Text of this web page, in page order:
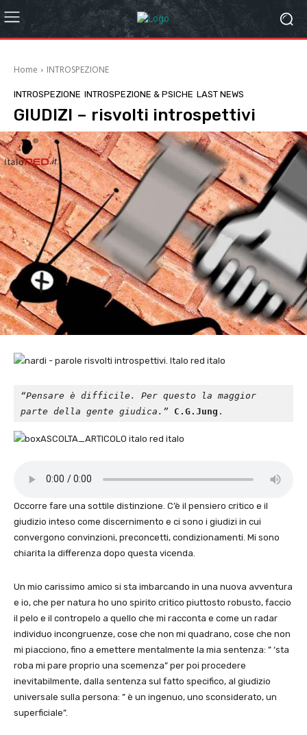
Home INTROSPEZIONE
INTROSPEZIONE INTROSPEZIONE & PSICHE LAST NEWS
GIUDIZI – risvolti introspettivi
“Pensare è difficile. Per questo la maggior
parte della gente giudica.” C.G.Jung .
Occorre fare una sottile distinzione. C’è il pensiero critico e il
giudizio inteso come discernimento e ci sono i giudizi in cui
convergono convinzioni, preconcetti, condizionamenti. Mi sono
chiarita la differenza dopo questa vicenda.
Un mio carissimo amico si sta imbarcando in una nuova avventura
e io, che per natura ho uno spirito critico piuttosto robusto, faccio
il pelo e il contropelo a quello che mi racconta e come un radar
individuo incongruenze, cose che non mi quadrano, cose che non
mi piacciono, fino a emettere mentalmente la mia sentenza: ” ‘sta
roba mi pare proprio una scemenza” per poi procedere
inevitabilmente, dalla sentenza sul fatto specifico, al giudizio
universale sulla persona: ” è un ingenuo, uno sconsiderato, un
superficiale”.